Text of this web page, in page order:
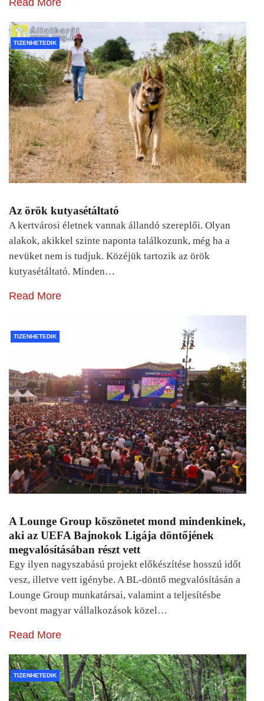
Read More
TIZENHETEDIK
Az örök kutyasétáltató
A kertvárosi életnek vannak állandó szereplői. Olyan
alakok, akikkel szinte naponta találkozunk, még ha a
nevüket nem is tudjuk. Közéjük tartozik az örök
kutyasétáltató. Minden…
Read More
TIZENHETEDIK
A Lounge Group köszönetet mond mindenkinek,
aki az UEFA Bajnokok Ligája döntőjének
megvalósításában részt vett
Egy ilyen nagyszabású projekt előkészítése hosszú időt
vesz, illetve vett igénybe. A BL-döntő megvalósításán a
Lounge Group munkatársai, valamint a teljesítésbe
bevont magyar vállalkozások közel…
Read More
TIZENHETEDIK